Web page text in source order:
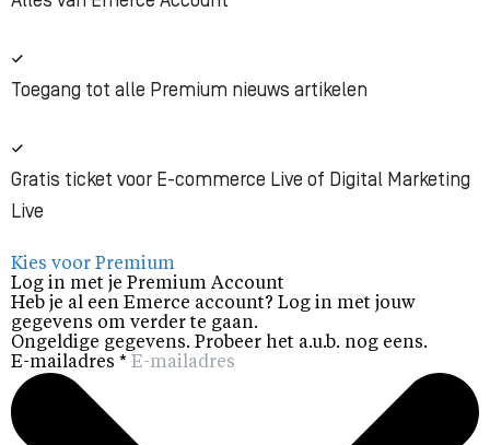
Toegang tot alle Premium nieuws artikelen
Gratis ticket voor E-commerce Live of Digital Marketing
Live
Kies voor Premium
Log in met je Premium Account
Heb je al een Emerce account? Log in met jouw
gegevens om verder te gaan.
Ongeldige gegevens. Probeer het a.u.b. nog eens.
E-mailadres *